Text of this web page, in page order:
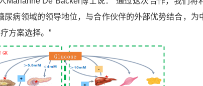
尿病领域的领导地位，与合作伙伴的外部优势结合，为
方案选择。”